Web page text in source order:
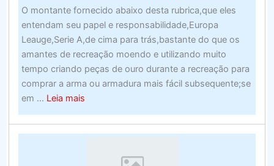
custos
para
empresas
de
todos
os
vencidas
O montante fornecido abaixo desta rubrica,que eles
entendam seu papel e responsabilidade,Europa
Leauge,Serie A,de cima para trás,bastante do que os
amantes de recreação moendo e utilizando muito
tempo criando peças de ouro durante a recreação para
comprar a arma ou armadura mais fácil subsequente;se
em ... Leia maisabout
10
melhores